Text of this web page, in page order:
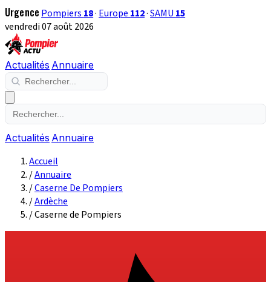
Urgence Pompiers 18· Europe 112·SAMU 15
vendredi 07 août 2026
Actualités Annuaire
Actualités Annuaire
Accueil
/Annuaire
/Caserne De Pompiers
/Ardèche
/Caserne de Pompiers